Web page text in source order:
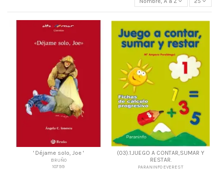
' Déjame solo, Joe '
BRUÑO
10799
(03).1.JUEGO A CONTAR,SUMAR Y
RESTAR.
PARANINFO EVEREST